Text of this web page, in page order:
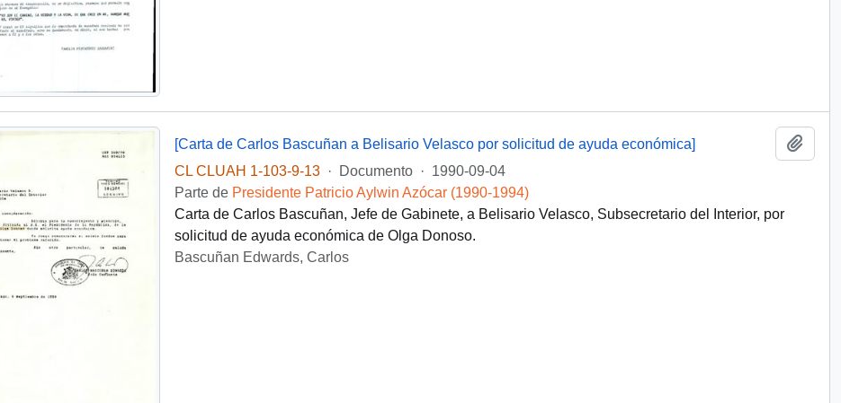
[Carta de Carlos Bascuñan a Belisario Velasco por solicitud de ayuda económica]
CL CLUAH 1-103-9-13
· Documento · 1990-09-04
Parte de Presidente Patricio Aylwin Azócar (1990-1994)
Carta de Carlos Bascuñan, Jefe de Gabinete, a Belisario Velasco, Subsecretario del Interior, por
solicitud de ayuda económica de Olga Donoso.
Bascuñan Edwards, Carlos